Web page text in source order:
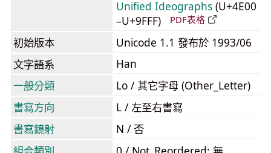
Unified Ideographs (U+4E00
–U+9FFF)
PDF表格
初始版本
Unicode 1.1 發布於 1993/06
文字語系
Han
一般分類
Lo / 其它字母 (Other_Letter)
書寫方向
L / 左至右書寫
書寫鏡射
N / 否